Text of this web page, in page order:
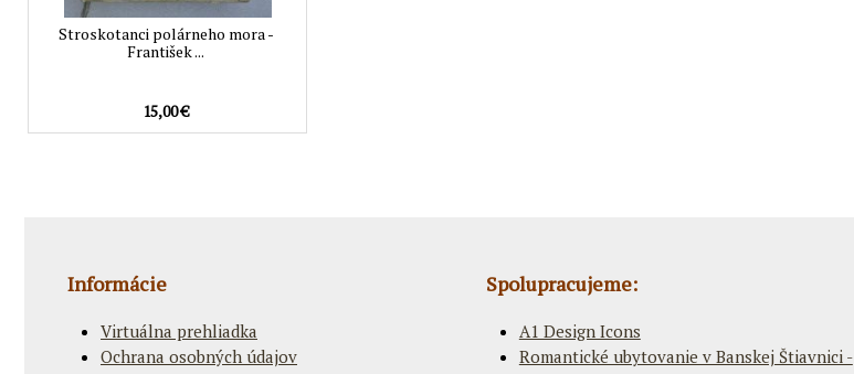
Stroskotanci polárneho mora -
František ...
15,00 €
Informácie
Virtuálna prehliadka
Ochrana osobných údajov
Spolupracujeme:
A1 Design Icons
Romantické ubytovanie v Banskej Štiavnici -